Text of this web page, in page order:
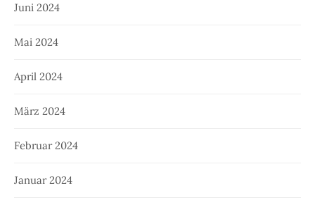
Juni 2024
Mai 2024
April 2024
März 2024
Februar 2024
Januar 2024